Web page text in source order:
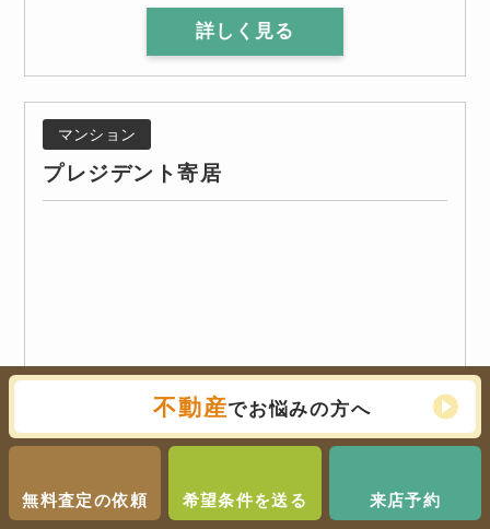
詳しく見る
マンション
プレジデント寄居
不動産でお悩みの方へ
無料査定の依頼 希望条件を送る 来店予約